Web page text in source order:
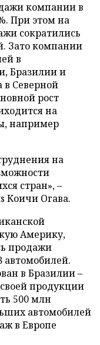
компании в
При этом на
сократились
Зато компании
в
Бразилии и
в Северной
рост
на
например
на
стран», –
Коичи Огава.
Америку,
продажи
автомобилей.
в Бразилии –
продукции
500 млн
автомобилей
в Европе